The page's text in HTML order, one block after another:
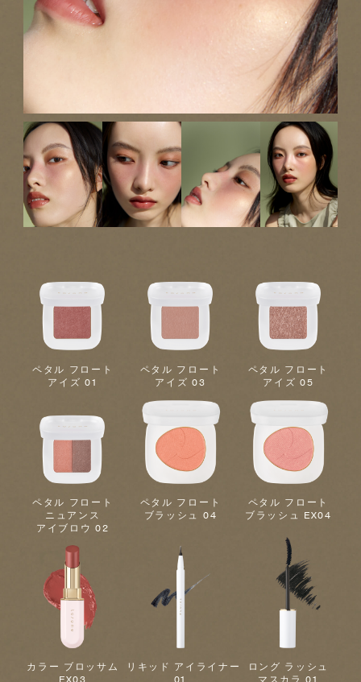
ペタル フロート
アイズ 01
ペタル フロート
アイズ 03
ペタル フロート
アイズ 05
ペタル フロート
ニュアンス
アイブロウ 02
ペタル フロート
ブラッシュ 04
ペタル フロート
ブラッシュ EX04
カラー ブロッサム
リキッド アイライナー
ロング ラッシュ